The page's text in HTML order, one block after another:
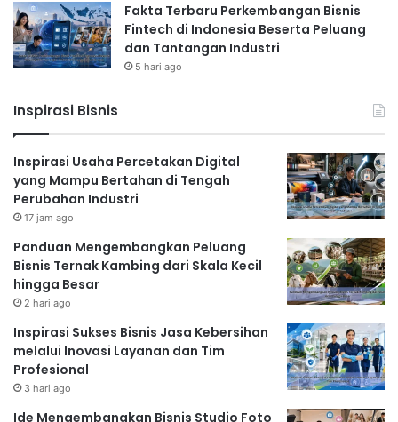
Fakta Terbaru Perkembangan Bisnis
Fintech di Indonesia Beserta Peluang
dan Tantangan Industri
5 hari ago
Inspirasi Bisnis
Inspirasi Usaha Percetakan Digital
yang Mampu Bertahan di Tengah
Perubahan Industri
17 jam ago
Panduan Mengembangkan Peluang
Bisnis Ternak Kambing dari Skala Kecil
hingga Besar
2 hari ago
Inspirasi Sukses Bisnis Jasa Kebersihan
melalui Inovasi Layanan dan Tim
Profesional
3 hari ago
Ide Mengembangkan Bisnis Studio Foto